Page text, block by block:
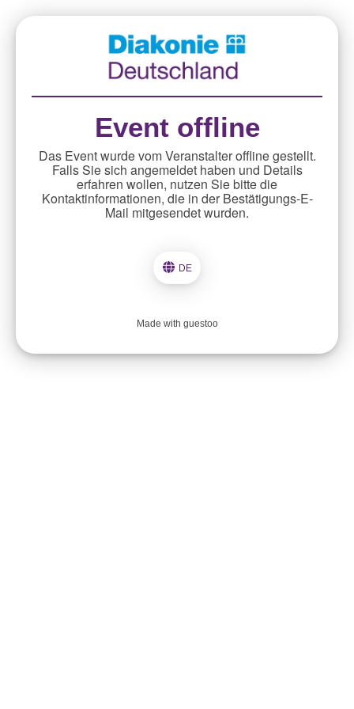
Event offline
Das Event wurde vom Veranstalter offline gestellt.
Falls Sie sich angemeldet haben und Details
erfahren wollen, nutzen Sie bitte die
Kontaktinformationen, die in der Bestätigungs-E-
Mail mitgesendet wurden.
DE
Made with guestoo